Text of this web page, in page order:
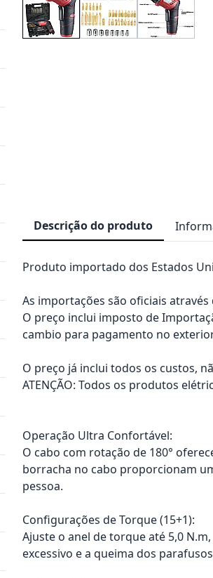
Descrição do produto
Produto importado dos Estados
As importações são oficiais
O preço inclui imposto de
cambio para pagamento no
O preço já inclui todos os custos,
ATENÇÃO: Todos os produtos
Operação Ultra Confortável:
O cabo com rotação de 180°
borracha no cabo proporcionam
pessoa.
Configurações de Torque (15+1):
Ajuste o anel de torque até 5,0
excessivo e a queima dos